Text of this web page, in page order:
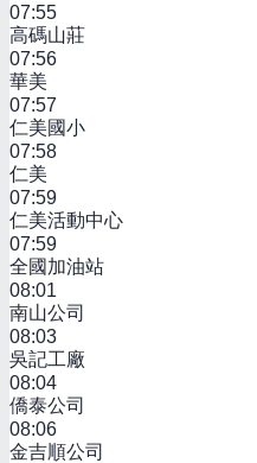
07:55
高碼山莊
07:56
華美
07:57
仁美國小
07:58
仁美
07:59
仁美活動中心
07:59
全國加油站
08:01
南山公司
08:03
吳記工廠
08:04
僑泰公司
08:06
金吉順公司